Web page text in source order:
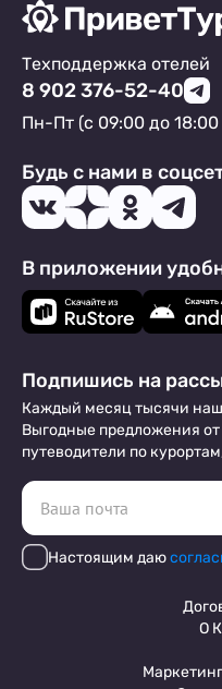
Техподдержка отелей
8 902 376-52-40
Пн-Пт (с 09:00 до
Будь с нами в
В приложении
Подпишись на
Каждый месяц тысячи
Выгодные предложения
путеводители по
Настоящим даю
О